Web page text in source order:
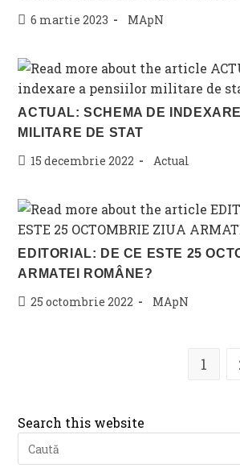
Post6 martie 2023
Post
MApN
ACTUAL: SCHEMA DE
MILITARE DE STAT
Post15 decembrie 2022
Post
Actual
EDITORIAL: DE CE ESTE 25
ARMATEI ROMÂNE?
Post25 octombrie 2022
Post
MApN
1
Search this website